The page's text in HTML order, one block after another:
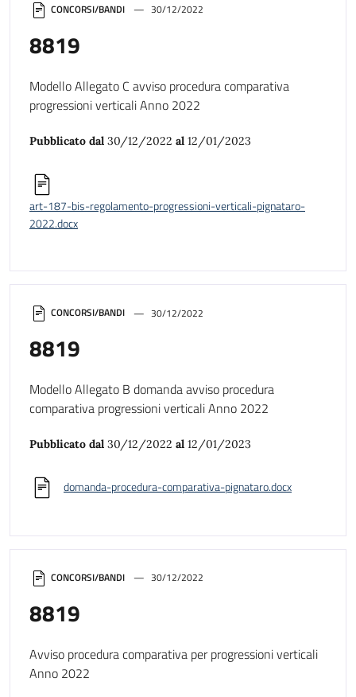
CONCORSI/BANDI 30/12/2022
8819
Avviso procedura comparativa per progressioni verticali
Anno 2022
CONCORSI/BANDI 30/12/2022
8819
Modello Allegato B domanda avviso procedura
comparativa progressioni verticali Anno 2022
Pubblicato dal 30/12/2022 al 12/01/2023
domanda-procedura-comparativa-pignataro.docx
CONCORSI/BANDI 30/12/2022
8819
Modello Allegato C avviso procedura comparativa
progressioni verticali Anno 2022
Pubblicato dal 30/12/2022 al 12/01/2023
art-187-bis-regolamento-progressioni-verticali-pignataro-
2022.docx